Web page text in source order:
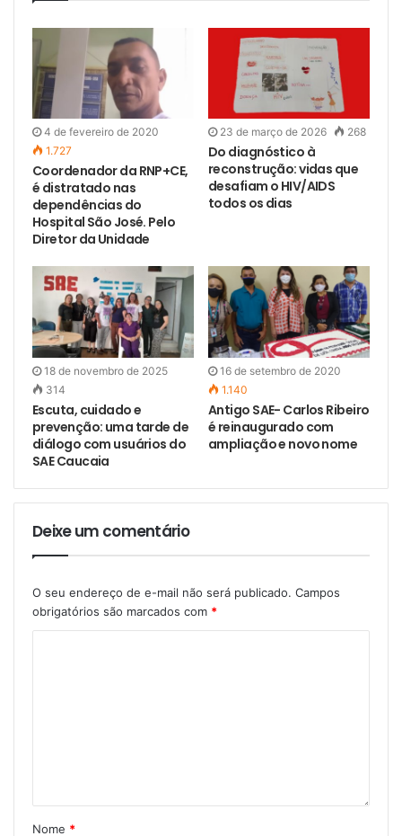
4 de fevereiro de 2020
1.727
Coordenador da RNP+CE,
é distratado nas
dependências do
Hospital São José. Pelo
Diretor da Unidade
23 de março de 2026 268
Do diagnóstico à
reconstrução: vidas que
desafiam o HIV/AIDS
todos os dias
18 de novembro de 2025
314
Escuta, cuidado e
prevenção: uma tarde de
diálogo com usuários do
SAE Caucaia
16 de setembro de 2020
1.140
Antigo SAE- Carlos Ribeiro
é reinaugurado com
ampliação e novo nome
Deixe um comentário
O seu endereço de e-mail não será publicado. Campos
obrigatórios são marcados com *
Nome *